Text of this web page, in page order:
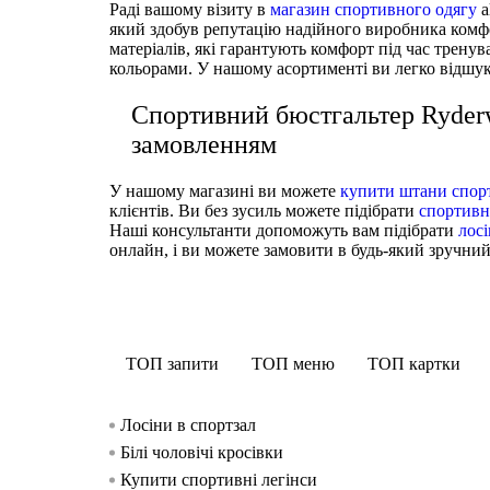
Раді вашому візиту в магазин спортивного одягу
який здобув репутацію надійного виробника
матеріалів, які гарантують комфорт під час
кольорами. У нашому асортименті ви легко
Спортивний бюстгальтер
замовленням
У нашому магазині ви можете купити штани
клієнтів. Ви без зусиль можете підібрати
Наші консультанти допоможуть вам підібрати
онлайн, і ви можете замовити в будь-який
ТОП запити ТОП меню ТОП картки
Лосіни в спортзал
Білі чоловічі кросівки
Купити спортивні легінси